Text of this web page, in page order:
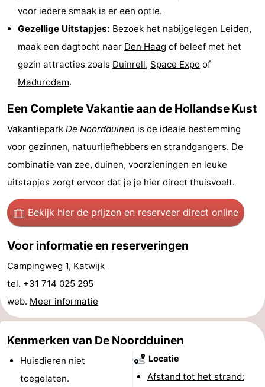
Egmond
aan
Noordhollands
aan
Zee
Natuur
Zuid-
Kennermerland
-
Amsterdam
-
Haarlem
-
Zandvoort
Zuid-
Leiden
Bollenstreek
-
Natuur
Hollands
Duin
-
Noordwijk
-
Scheveningen
voor iedere smaak is er een optie.
Gezellige Uitstapjes: Bezoek het nabijgelegen Leiden,
maak een dagtocht naar Den Haag of beleef met het
gezin attracties zoals Duinrell, Space Expo of
Madurodam.
Een Complete Vakantie aan de Hollandse Kust
Vakantiepark De Noordduinen is de ideale bestemming
voor gezinnen, natuurliefhebbers en strandgangers. De
combinatie van zee, duinen, voorzieningen en leuke
uitstapjes zorgt ervoor dat je je hier direct thuisvoelt.
Bekijk hier de prijzen en reserveer direct online
Voor informatie en reserveringen
Campingweg 1, Katwijk
tel. +31 714 025 295
web. Meer informatie
Kenmerken van De Noordduinen
Huisdieren niet
toegelaten.
Locatie
Afstand tot het strand: